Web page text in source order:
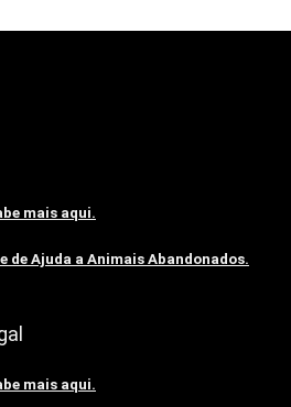
mais aqui.
Ajuda a Animais Abandonados.
mais aqui.